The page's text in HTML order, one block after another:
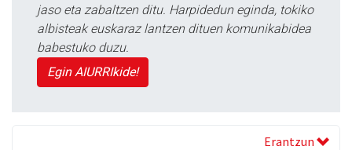
jaso eta zabaltzen ditu. Harpidedun eginda, tokiko
albisteak euskaraz lantzen dituen komunikabidea
babestuko duzu.
Egin AIURRIkide!
Erantzun